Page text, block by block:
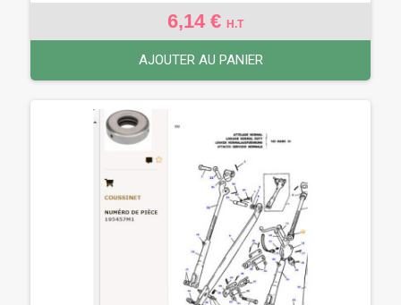
6,14 € H.T
AJOUTER AU PANIER